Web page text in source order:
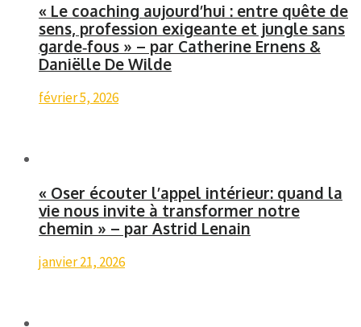
« Le coaching aujourd’hui : entre quête de
sens, profession exigeante et jungle sans
garde‑fous » – par Catherine Ernens &
Daniëlle De Wilde
février 5, 2026
« Oser écouter l’appel intérieur: quand la
vie nous invite à transformer notre
chemin » – par Astrid Lenain
janvier 21, 2026